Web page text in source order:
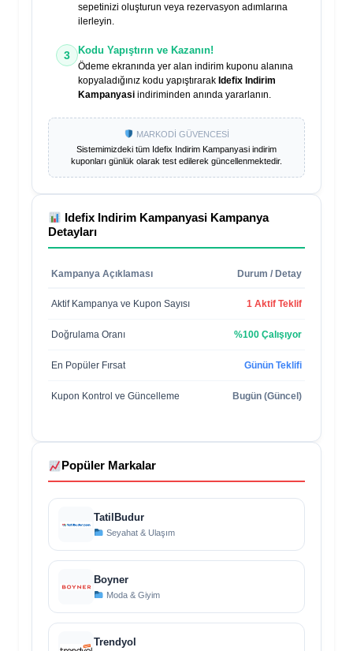
sepetinizi oluşturun veya rezervasyon adımlarına
ilerleyin.
3 Kodu Yapıştırın ve Kazanın!
Ödeme ekranında yer alan indirim kuponu alanına
kopyaladığınız kodu yapıştırarak Idefix Indirim
Kampanyasi indiriminden anında yararlanın.
MARKODİ GÜVENCESİ
Sistemimizdeki tüm Idefix Indirim Kampanyasi indirim
kuponları günlük olarak test edilerek güncellenmektedir.
Idefix Indirim Kampanyasi Kampanya
Detayları
Kampanya Açıklaması Durum / Detay
Aktif Kampanya ve Kupon Sayısı 1 Aktif Teklif
Doğrulama Oranı %100 Çalışıyor
En Popüler Fırsat Günün Teklifi
Kupon Kontrol ve Güncelleme Bugün (Güncel)
Popüler Markalar
TatilBudur
Seyahat & Ulaşım
Boyner
Moda & Giyim
Trendyol